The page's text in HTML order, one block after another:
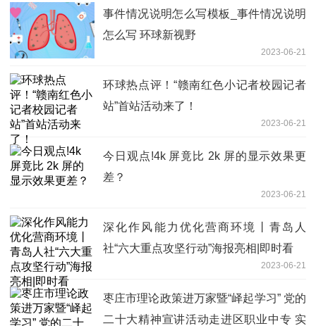
事件情况说明怎么写模板_事件情况说明
怎么写 环球新视野
2023-06-21
环球热点评！“赣南红色小记者校园记者
站”首站活动来了！
2023-06-21
今日观点!4k 屏竟比 2k 屏的显示效果更
差？
2023-06-21
深化作风能力优化营商环境丨青岛人
社“六大重点攻坚行动”海报亮相|即时看
2023-06-21
枣庄市理论政策进万家暨“峄起学习” 党的
二十大精神宣讲活动走进区职业中专 实